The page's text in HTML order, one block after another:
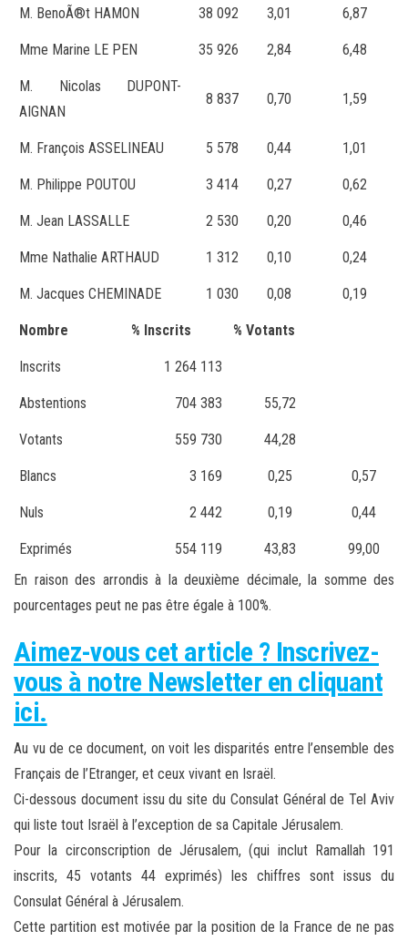
M. BenoÃ®t HAMON 38 092 3,01 6,87
Mme Marine LE PEN 35 926 2,84 6,48
M. Nicolas DUPONT-
AIGNAN
8 837 0,70 1,59
M. François ASSELINEAU 5 578 0,44 1,01
M. Philippe POUTOU 3 414 0,27 0,62
M. Jean LASSALLE 2 530 0,20 0,46
Mme Nathalie ARTHAUD 1 312 0,10 0,24
M. Jacques CHEMINADE 1 030 0,08 0,19
Nombre % Inscrits % Votants
Inscrits 1 264 113
Abstentions 704 383 55,72
Votants 559 730 44,28
Blancs 3 169 0,25 0,57
Nuls 2 442 0,19 0,44
Exprimés 554 119 43,83
99,00
En raison des arrondis à la deuxième décimale, la somme des
pourcentages peut ne pas être égale à 100%.
Aimez-vous cet article ? Inscrivez-
vous à notre Newsletter en cliquant
ici.
Au vu de ce document, on voit les disparités entre l’ensemble des
Français de l’Etranger, et ceux vivant en Israël.
Ci-dessous document issu du site du Consulat Général de Tel Aviv
qui liste tout Israël à l’exception de sa Capitale Jérusalem.
Pour la circonscription de Jérusalem, (qui inclut Ramallah 191
inscrits, 45 votants 44 exprimés) les chiffres sont issus du
Consulat Général à Jérusalem.
Cette partition est motivée par la position de la France de ne pas